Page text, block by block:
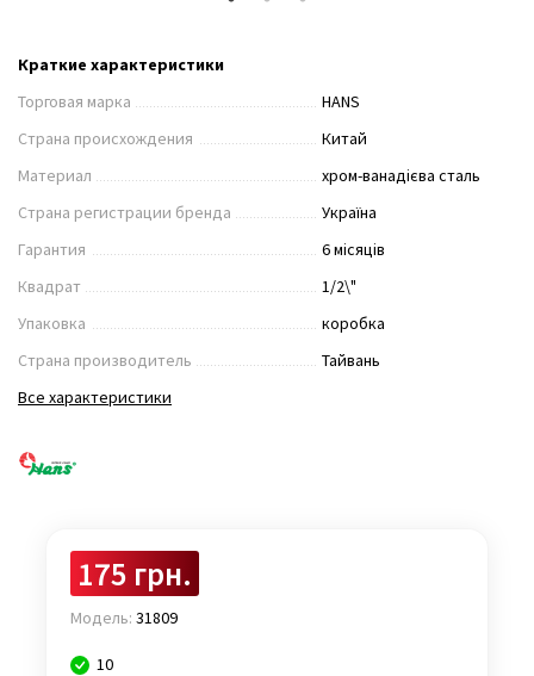
Краткие характеристики
Торговая марка
HANS
Страна происхождения
Китай
Материал
хром-ванадієва сталь
Страна регистрации бренда
Україна
Гарантия
6 місяців
Квадрат
1/2\"
Упаковка
коробка
Страна производитель
Тайвань
Все характеристики
175 грн.
Модель: 31809
10